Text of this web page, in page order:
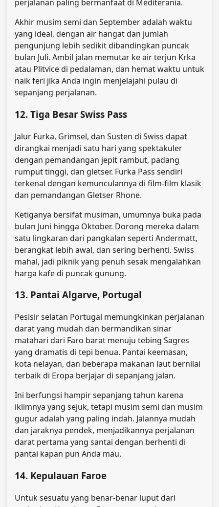
perjalanan paling bermanfaat di Mediterania.
Akhir musim semi dan September adalah waktu
yang ideal, dengan air hangat dan jumlah
pengunjung lebih sedikit dibandingkan puncak
bulan Juli. Ambil jalan memutar ke air terjun Krka
atau Plitvice di pedalaman, dan hemat waktu untuk
naik feri jika Anda ingin menjelajahi pulau di
sepanjang perjalanan.
12. Tiga Besar Swiss Pass
Jalur Furka, Grimsel, dan Susten di Swiss dapat
dirangkai menjadi satu hari yang spektakuler
dengan pemandangan jepit rambut, padang
rumput tinggi, dan gletser. Furka Pass sendiri
terkenal dengan kemunculannya di film-film klasik
dan pemandangan Gletser Rhone.
Ketiganya bersifat musiman, umumnya buka pada
bulan Juni hingga Oktober. Dorong mereka dalam
satu lingkaran dari pangkalan seperti Andermatt,
berangkat lebih awal, dan sering berhenti. Swiss
mahal, jadi piknik yang penuh sesak mengalahkan
harga kafe di puncak gunung.
13. Pantai Algarve, Portugal
Pesisir selatan Portugal memungkinkan perjalanan
darat yang mudah dan bermandikan sinar
matahari dari Faro barat menuju tebing Sagres
yang dramatis di tepi benua. Pantai keemasan,
kota nelayan, dan beberapa makanan laut bernilai
terbaik di Eropa berjajar di sepanjang jalan.
Ini berfungsi hampir sepanjang tahun karena
iklimnya yang sejuk, tetapi musim semi dan musim
gugur adalah yang paling indah. Jalannya mudah
dan jaraknya pendek, menjadikannya perjalanan
darat pertama yang santai dengan berhenti di
pantai kapan pun Anda mau.
14. Kepulauan Faroe
Untuk sesuatu yang benar-benar luput dari